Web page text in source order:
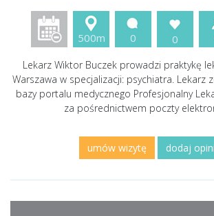
500m 0 0
Lekarz Wiktor Buczek prowadzi praktykę
Warszawa w specjalizacji: psychiatra. Lekarz
bazy portalu medycznego Profesjonalny
za pośrednictwem poczty
umów wizytę dodaj